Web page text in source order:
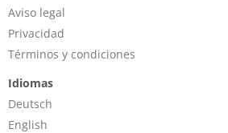
Aviso legal
Privacidad
Términos y condiciones
Idiomas
Deutsch
English